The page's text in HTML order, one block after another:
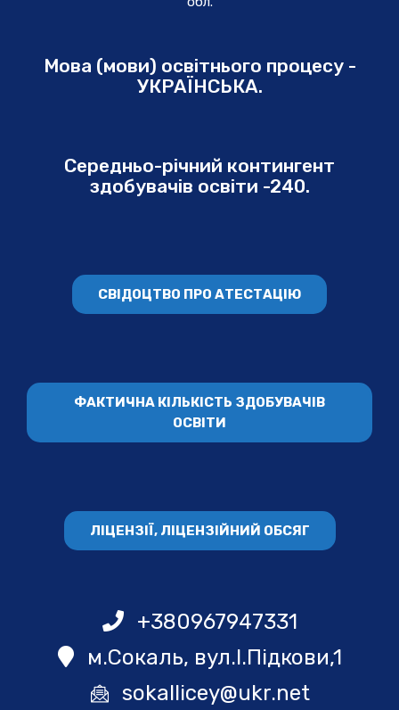
Мова (мови) освітнього процесу -
УКРАЇНСЬКА.
Середньо-річний контингент
здобувачів освіти -240.
СВІДОЦТВО ПРО АТЕСТАЦІЮ
ФАКТИЧНА КІЛЬКІСТЬ ЗДОБУВАЧІВ
ОСВІТИ
ЛІЦЕНЗІЇ, ЛІЦЕНЗІЙНИЙ ОБСЯГ
+380967947331
м.Сокаль, вул.І.Підкови,1
sokallicey@ukr.net